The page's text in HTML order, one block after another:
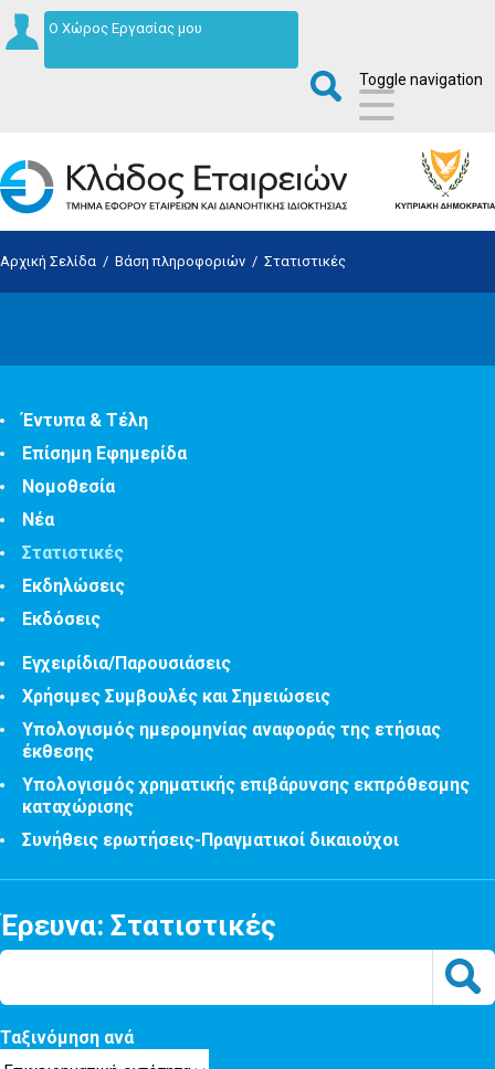
Ο Χώρος Εργασίας μου
Toggle navigation
Αρχική Σελίδα / Βάση πληροφοριών / Στατιστικές
Έντυπα & Τέλη
Επίσημη Εφημερίδα
Νομοθεσία
Νέα
Στατιστικές
Εκδηλώσεις
Εκδόσεις
Εγχειρίδια/Παρουσιάσεις
Χρήσιμες Συμβουλές και Σημειώσεις
Υπολογισμός ημερομηνίας αναφοράς της ετήσιας
έκθεσης
Υπολογισμός χρηματικής επιβάρυνσης εκπρόθεσμης
καταχώρισης
Συνήθεις ερωτήσεις-Πραγματικοί δικαιούχοι
Έρευνα: Στατιστικές
Ταξινόμηση ανά